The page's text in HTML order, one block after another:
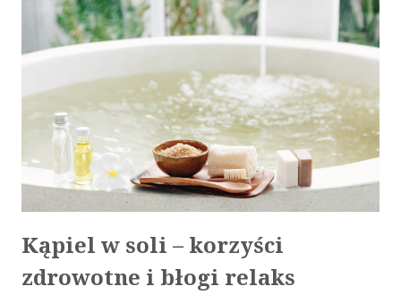
Kąpiel w soli – korzyści
zdrowotne i błogi relaks